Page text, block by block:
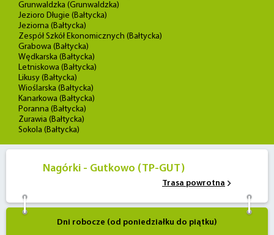
Grunwaldzka (Grunwaldzka)
Jezioro Długie (Bałtycka)
Jeziorna (Bałtycka)
Zespół Szkół Ekonomicznych (Bałtycka)
Grabowa (Bałtycka)
Wędkarska (Bałtycka)
Letniskowa (Bałtycka)
Likusy (Bałtycka)
Wioślarska (Bałtycka)
Kanarkowa (Bałtycka)
Poranna (Bałtycka)
Żurawia (Bałtycka)
Sokola (Bałtycka)
Nagórki - Gutkowo (TP-GUT)
Trasa powrotna
Dni robocze (od poniedziałku do piątku)